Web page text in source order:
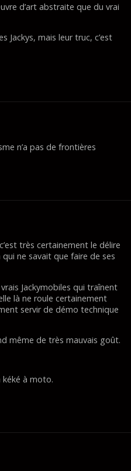
d’art abstraite que du vrai
Jackys, mais leur truc, c’est
n’a pas de frontières
très certainement le délire
qui ne savait que faire de ses
Jackymobiles qui traînent
là ne roule certainement
servir de démo technique
même de très mauvais goût.
kéké à moto.